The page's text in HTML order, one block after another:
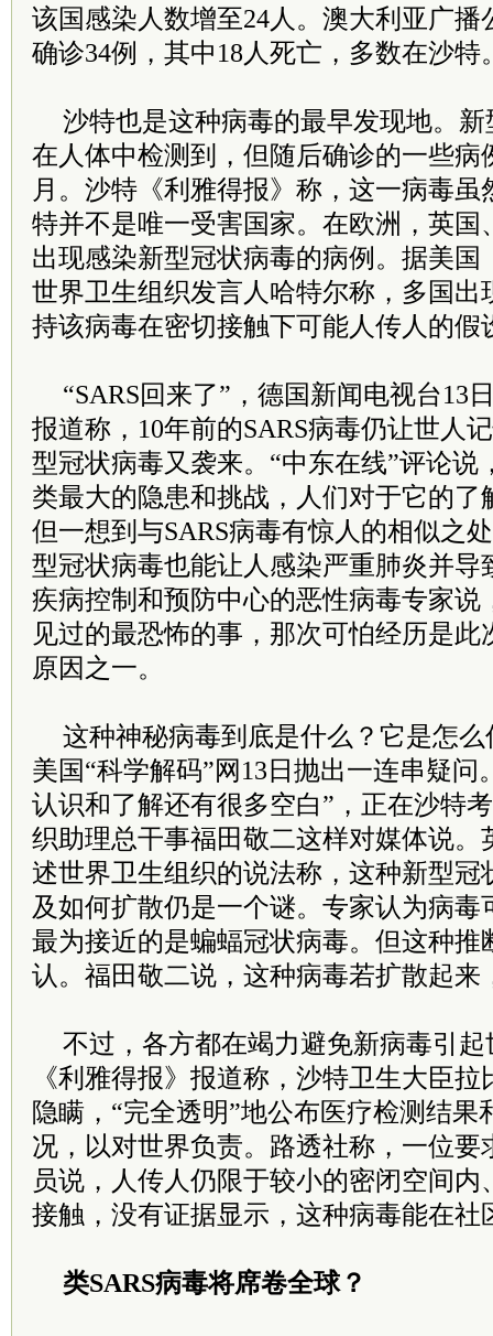
该国感染人数增至24人。澳大利亚广播
确诊34例，其中18人死亡，多数在沙特
沙特也是这种病毒的最早发现地。
在人体中检测到，但随后确诊的一些病
月。沙特《利雅得报》称，这一病毒
特并不是唯一受害国家。在欧洲，英国
出现感染新型冠状病毒的病例。据美国
世界卫生组织发言人哈特尔称，多国出
持该病毒在密切接触下可能人传人的假
“SARS回来了”，德国新闻电视台13
报道称，10年前的SARS病毒仍让世人
型冠状病毒又袭来。“中东在线”评论说
类最大的隐患和挑战，人们对于它的了
但一想到与SARS病毒有惊人的相似之
型冠状病毒也能让人感染严重肺炎并导
疾病控制和预防中心的恶性病毒专家说
见过的最恐怖的事，那次可怕经历是
原因之一。
这种神秘病毒到底是什么？它是怎
美国“科学解码”网13日抛出一连串疑问
认识和了解还有很多空白”，正在沙特
织助理总干事福田敬二这样对媒体说。
述世界卫生组织的说法称，这种新型冠
及如何扩散仍是一个谜。专家认为病毒
最为接近的是蝙蝠冠状病毒。但这种推
认。福田敬二说，这种病毒若扩散起来
不过，各方都在竭力避免新病毒引
《利雅得报》报道称，沙特卫生大臣
隐瞒，“完全透明”地公布医疗检测结果
况，以对世界负责。路透社称，一位要
员说，人传人仍限于较小的密闭空间内
接触，没有证据显示，这种病毒能在社
类SARS病毒将席卷全球？